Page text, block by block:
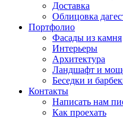
Доставка
Облицовка
Портфолио
Фасады из камня
Интерьеры
Архитектура
Ландшафт и
Беседки и
Контакты
Написать нам
Как проехать